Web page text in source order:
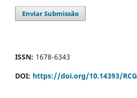
Enviar Submissão
ISSN: 1678-6343
DOI: https://doi.org/10.14393/RCG